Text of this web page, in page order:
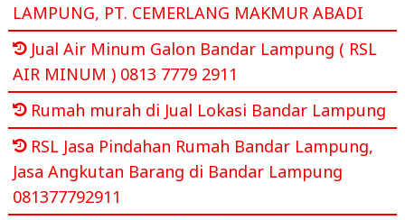
LAMPUNG, PT. CEMERLANG MAKMUR ABADI
Jual Air Minum Galon Bandar Lampung ( RSL
AIR MINUM ) 0813 7779 2911
Rumah murah di Jual Lokasi Bandar Lampung
RSL Jasa Pindahan Rumah Bandar Lampung,
Jasa Angkutan Barang di Bandar Lampung
081377792911